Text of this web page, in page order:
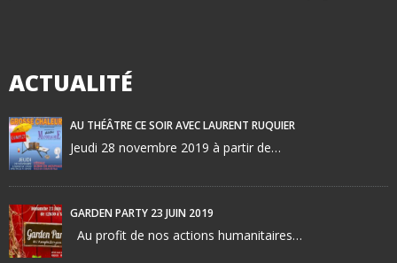
ACTUALITÉ
AU THÉÂTRE CE SOIR AVEC LAURENT RUQUIER
Jeudi 28 novembre 2019 à partir de…
GARDEN PARTY 23 JUIN 2019
Au profit de nos actions humanitaires…